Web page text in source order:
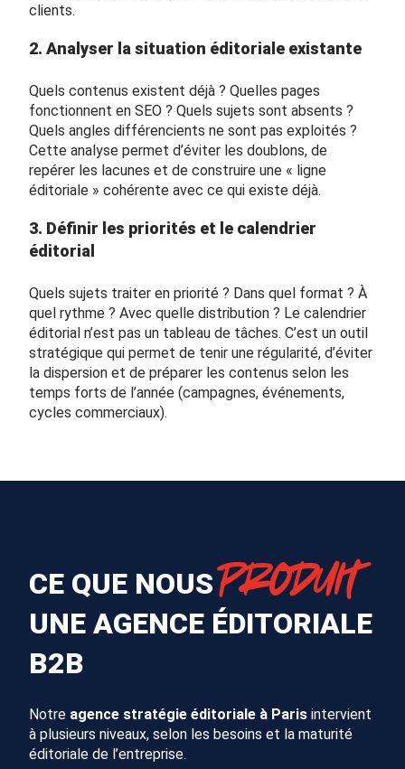
clients.
2. Analyser la situation éditoriale existante
Quels contenus existent déjà ? Quelles pages
fonctionnent en SEO ? Quels sujets sont absents ?
Quels angles différencients ne sont pas exploités ?
Cette analyse permet d’éviter les doublons, de
repérer les lacunes et de construire une « ligne
éditoriale » cohérente avec ce qui existe déjà.
3. Définir les priorités et le calendrier
éditorial
Quels sujets traiter en priorité ? Dans quel format ? À
quel rythme ? Avec quelle distribution ? Le calendrier
éditorial n’est pas un tableau de tâches. C’est un outil
stratégique qui permet de tenir une régularité, d’éviter
la dispersion et de préparer les contenus selon les
temps forts de l’année (campagnes, événements,
cycles commerciaux).
CE QUE NOUSPRODUIT
UNE AGENCE ÉDITORIALE
B2B
Notre agence stratégie éditoriale à Paris intervient
à plusieurs niveaux, selon les besoins et la maturité
éditoriale de l’entreprise.